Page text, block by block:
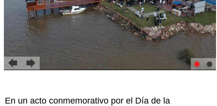
En un acto conmemorativo por el Día de la